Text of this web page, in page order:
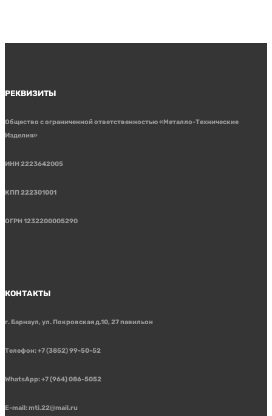
РЕКВИЗИТЫ
Общество с ограниченной ответственностью «Металло-Технические
Изделия»
ИНН 2223642005
КПП 222301001
ОГРН 1232200005290
КОНТАКТЫ
г. Барнаул, ул. Покровская д.10, 27 павильон
Телефон: +7 (3852) 99-50-52
WhatsApp: +7 (964) 086-5052
E-mail: mti.22@mail.ru